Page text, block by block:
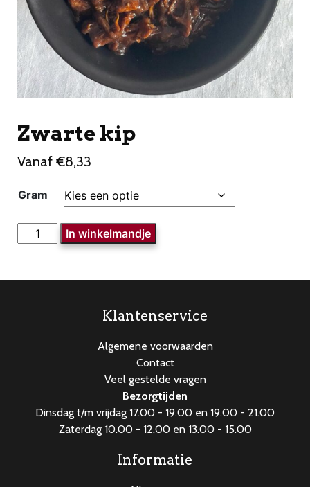
Zwarte kip
Vanaf €8,33
Gram
Zwarte
kip
In winkelmandje
Klantenservice
Algemene voorwaarden
Contact
Veel gestelde vragen
Bezorgtijden
Dinsdag t/m vrijdag 17.00 - 19.00 en 19.00 - 21.00
Zaterdag 10.00 - 12.00 en 13.00 - 15.00
Informatie